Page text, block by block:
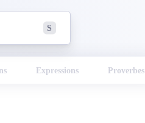
S
Expressions Proverbes